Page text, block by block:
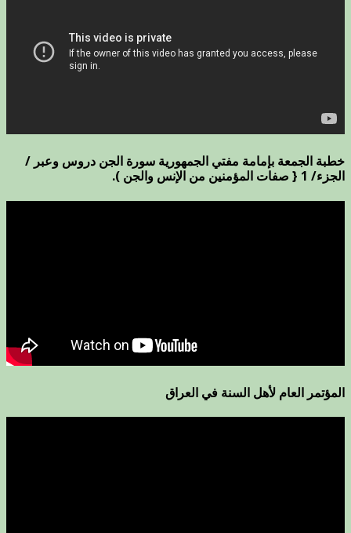
خطبة الجمعة بإمامة مفتي الجمهورية سورة الجن دروس وعبر /
الجزء/ 1 { صفات المؤمنين من الإنس والجن ).
المؤتمر العام لأهل السنة في العراق